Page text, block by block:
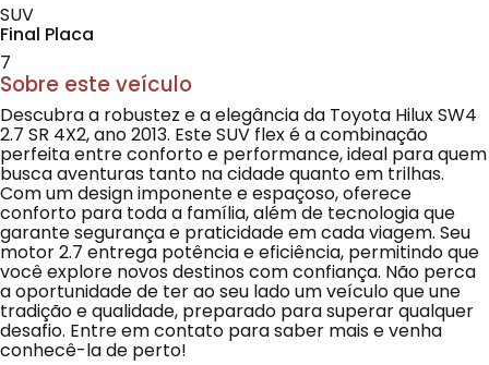
SUV
Final Placa
7
Sobre este veículo
Descubra a robustez e a elegância da Toyota Hilux SW4
2.7 SR 4X2, ano 2013. Este SUV flex é a combinação
perfeita entre conforto e performance, ideal para quem
busca aventuras tanto na cidade quanto em trilhas.
Com um design imponente e espaçoso, oferece
conforto para toda a família, além de tecnologia que
garante segurança e praticidade em cada viagem. Seu
motor 2.7 entrega potência e eficiência, permitindo que
você explore novos destinos com confiança. Não perca
a oportunidade de ter ao seu lado um veículo que une
tradição e qualidade, preparado para superar qualquer
desafio. Entre em contato para saber mais e venha
conhecê-la de perto!